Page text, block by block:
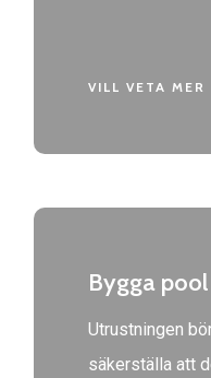
VILL VETA MER
Bygga pool
Utrustningen
säkerställa att